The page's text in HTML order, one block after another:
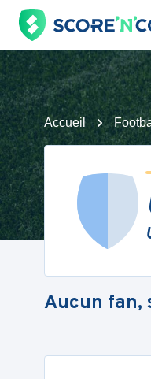
Accueil
Aucun fan,